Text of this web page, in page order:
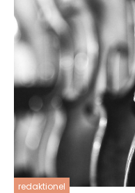
redaktionel